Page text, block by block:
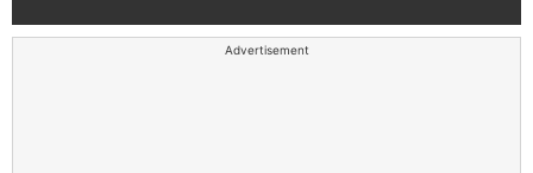
Advertisement